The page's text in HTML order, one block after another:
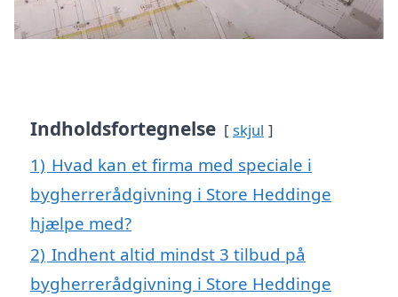
Indholdsfortegnelse skjul
1) Hvad kan et firma med speciale i
bygherrerådgivning i Store Heddinge
hjælpe med?
2) Indhent altid mindst 3 tilbud på
bygherrerådgivning i Store Heddinge